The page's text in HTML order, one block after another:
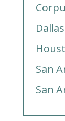
San
San